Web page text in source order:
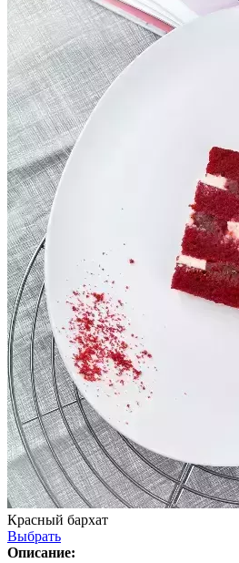
Красный бархат
Выбрать
Описание: